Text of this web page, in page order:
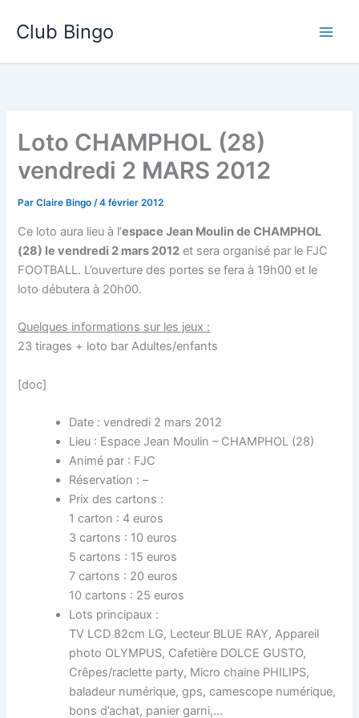
Club Bingo
Loto CHAMPHOL (28)
vendredi 2 MARS 2012
ParClaire Bingo/4 février 2012
Ce loto aura lieu à l’espace Jean Moulin de CHAMPHOL
(28) le vendredi 2 mars 2012 et sera organisé par le FJC
FOOTBALL. L’ouverture des portes se fera à 19h00 et le
loto débutera à 20h00.
Quelques informations sur les jeux :
23 tirages + loto bar Adultes/enfants
[doc]
Date : vendredi 2 mars 2012
Lieu : Espace Jean Moulin – CHAMPHOL (28)
Animé par : FJC
Réservation : –
Prix des cartons :
1 carton : 4 euros
3 cartons : 10 euros
5 cartons : 15 euros
7 cartons : 20 euros
10 cartons : 25 euros
Lots principaux :
TV LCD 82cm LG, Lecteur BLUE RAY, Appareil
photo OLYMPUS, Cafetière DOLCE GUSTO,
Crêpes/raclette party, Micro chaine PHILIPS,
baladeur numérique, gps, camescope numérique,
bons d’achat, panier garni,…